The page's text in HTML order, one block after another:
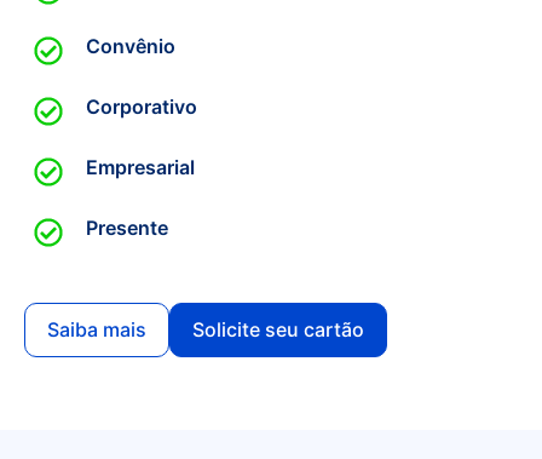
Convênio
Corporativo
Empresarial
Presente
Saiba mais Solicite seu cartão